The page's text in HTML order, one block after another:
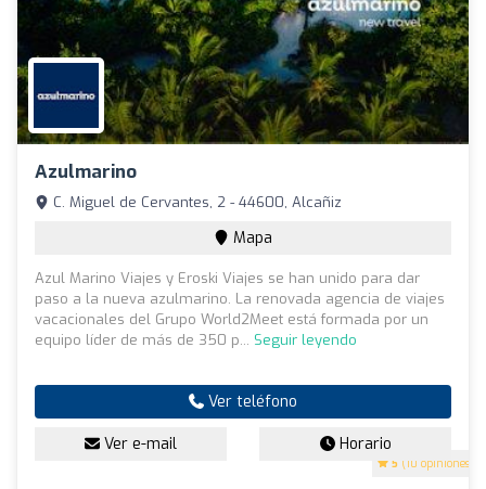
Azulmarino
5 (10 opiniones)
C. Miguel de Cervantes, 2 - 44600, Alcañiz
Mapa
Azul Marino Viajes y Eroski Viajes se han unido para dar
paso a la nueva azulmarino. La renovada agencia de viajes
vacacionales del Grupo World2Meet está formada por un
equipo líder de más de 350 p... Seguir leyendo
Ver teléfono
Ver e-mail Horario